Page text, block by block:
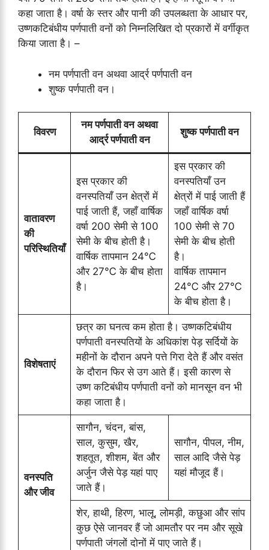
कहा जाता है। वर्षा के स्तर और पानी की उपलब्धता के आधार पर,
उष्णकटिबंधीय पर्णपाती वनों को निम्नलिखित दो प्रकारों में वर्गीकृत
किया जाता है। –
नम पर्णपाती वन अथवा आर्द्र पर्णपाती वन
शुष्क पर्णपाती वन।
विवरण
नम पर्णपाती वन अथवा
आर्द्र पर्णपाती वन
शुष्क पर्णपाती वन
वातावरण
की
परिस्थितियाँ
इस प्रकार की
वनस्पतियाँ उन क्षेत्रों में
पाई जाती हैं, जहाँ वार्षिक
वर्षा 200 सेमी से 100
सेमी के बीच होती है।
वार्षिक तापमान 24℃
और 27℃ के बीच होता
है।
इस प्रकार की
वनस्पतियाँ उन
क्षेत्रों में पाई जाती हैं
जहाँ वार्षिक वर्षा
100 सेमी से 70
सेमी के बीच होती
है।
वार्षिक तापमान
24℃ और 27℃
के बीच होता है।
विशेषताएं
छत्र का घनत्व कम होता है। उष्णकटिबंधीय
पर्णपाती वनस्पतियों के अधिकांश पेड़ सर्दियों के
महीनों के दौरान अपने पत्ते गिरा देते हैं और वसंत
के दौरान फिर से उग आते हैं। इसी कारण से
उष्ण कटिबंधीय पर्णपाती वनों को मानसून वन भी
कहा जाता है।
वनस्पति
और जीव
सागौन, चंदन, बांस,
साल, कुसुम, खैर,
शहतूत, शीशम, बेंत और
अर्जुन जैसे पेड़ यहां पाए
जाते हैं।
सागौन, पीपल, नीम,
साल आदि जैसे पेड़
यहां मौजूद हैं।
शेर, हाथी, हिरण, भालू, लोमड़ी, कछुआ और सांप
कुछ ऐसे जानवर हैं जो आमतौर पर नम और सूखे
पर्णपाती जंगलों दोनों में पाए जाते हैं।